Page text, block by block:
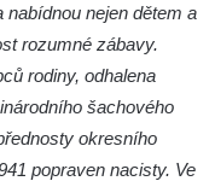
nabídnou nejen dětem a
rozumné zábavy.
rodiny, odhalena
šachového
okresního
popraven nacisty. Ve